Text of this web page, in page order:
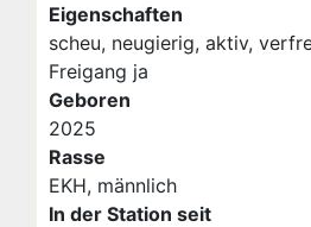
Eigenschaften
scheu, neugierig, aktiv,
Freigang ja
Geboren
2025
Rasse
EKH, männlich
In der Station seit